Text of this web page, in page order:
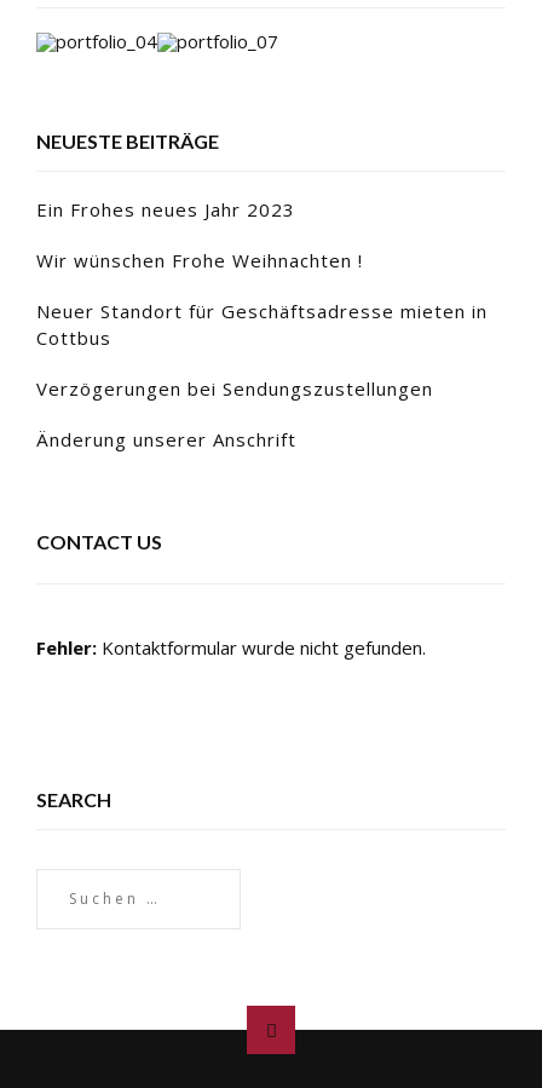
NEUESTE BEITRÄGE
Ein Frohes neues Jahr 2023
Wir wünschen Frohe Weihnachten !
Neuer Standort für Geschäftsadresse mieten in
Cottbus
Verzögerungen bei Sendungszustellungen
Änderung unserer Anschrift
CONTACT US
Fehler: Kontaktformular wurde nicht gefunden.
SEARCH